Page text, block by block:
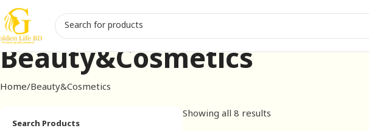
Beauty&Cosmetics
Home Beauty&Cosmetics
Search Products
Showing all 8 results